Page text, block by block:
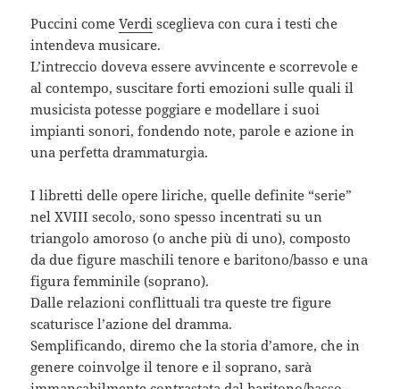
Puccini comeVerdi sceglieva con cura i testi che
intendeva musicare.
L’intreccio doveva essere avvincente e scorrevole e
al contempo, suscitare forti emozioni sulle quali il
musicista potesse poggiare e modellare i suoi
impianti sonori, fondendo note, parole e azione in
una perfetta drammaturgia.
I libretti delle opere liriche, quelle definite “serie”
nel XVIII secolo, sono spesso incentrati su un
triangolo amoroso (o anche più di uno), composto
da due figure maschili tenore e baritono/basso e una
figura femminile (soprano).
Dalle relazioni conflittuali tra queste tre figure
scaturisce l’azione del dramma.
Semplificando, diremo che la storia d’amore, che in
genere coinvolge il tenore e il soprano, sarà